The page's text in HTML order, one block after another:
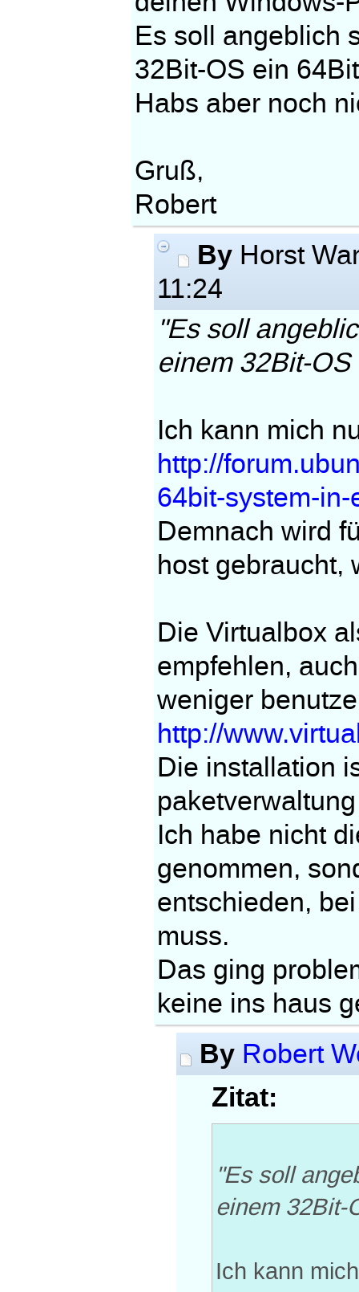
Es soll angeblich
32Bit-OS ein
Habs aber noch
Gruß,
Robert
By Horst
11:24
"Es soll
einem 32Bit-
Ich kann mich
http://
64bit-system-
Demnach wird
host gebraucht,
Die Virtualbox
empfehlen,
weniger
http://
Die installation
Ich habe nicht
genommen,
entschieden,
muss.
Das ging
keine ins haus
By Robert
Zitat:
"Es soll
einem 32Bit-
Ich kann